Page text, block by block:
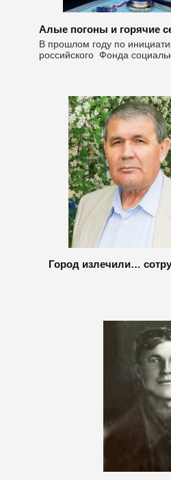
Алые погоны и горячие
В прошлом году по
российского Фонда
Город излечили…
«Я в